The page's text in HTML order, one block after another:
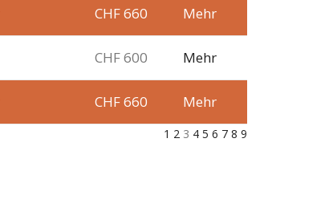
CHF 660 Mehr
CHF 600 Mehr
CHF 660 Mehr
1 2 3 4 5 6 7 8 9